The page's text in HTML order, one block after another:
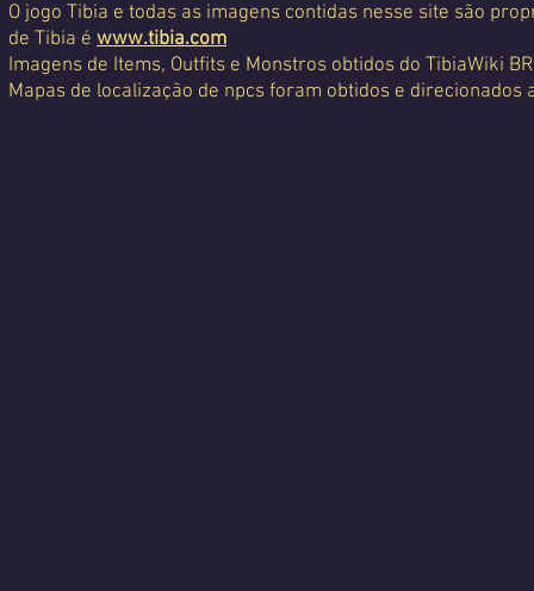
O jogo Tibia e todas as imagens contidas nesse site são
de Tibia é www.tibia.com
Imagens de Items, Outfits e Monstros obtidos do TibiaWiki
Mapas de localização de npcs foram obtidos e direcionados